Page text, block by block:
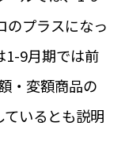
解くフランス
#求人
う時に
ル
#コスメ
のプラスになっ
1-9月期では前
・変額商品の
いるとも説明